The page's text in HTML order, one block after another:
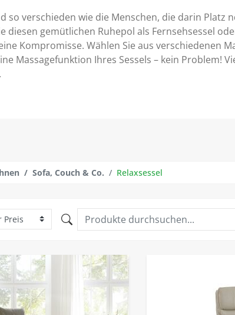
so verschieden wie die Menschen, die darin
diesen gemütlichen Ruhepol als Fernsehsessel
Kompromisse. Wählen Sie aus verschiedenen
Massagefunktion Ihres Sessels – kein Problem!
Sofa, Couch & Co. Relaxsessel